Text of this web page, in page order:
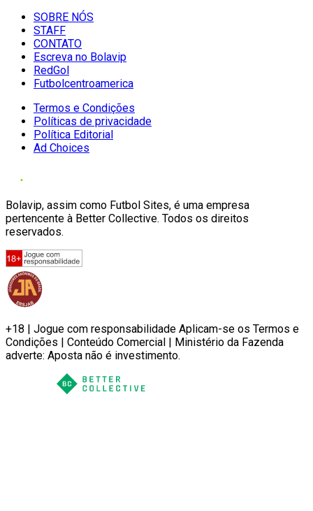
SOBRE NÓS
STAFF
CONTATO
Escreva no Bolavip
RedGol
Futbolcentroamerica
Termos e Condições
Políticas de privacidade
Política Editorial
Ad Choices
Bolavip, assim como Futbol Sites, é uma empresa
pertencente à Better Collective. Todos os direitos
reservados.
+18 | Jogue com responsabilidade Aplicam-se os Termos e
Condições | Conteúdo Comercial | Ministério da Fazenda
adverte: Aposta não é investimento.